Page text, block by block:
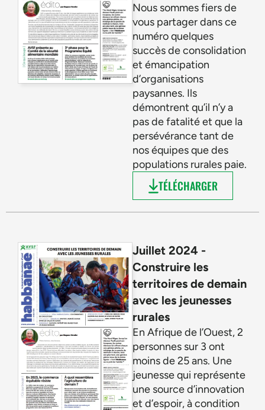
Nous sommes fiers de
vous partager dans ce
numéro quelques
succès de consolidation
et émancipation
d’organisations
paysannes. Ils
démontrent qu’il n’y a
pas de fatalité et que la
persévérance tant de
nos équipes que des
populations rurales paie.
TÉLÉCHARGER
Juillet 2024 -
Construire les
territoires de demain
avec les jeunesses
rurales
En Afrique de l’Ouest, 2
personnes sur 3 ont
moins de 25 ans. Une
jeunesse qui représente
une source d’innovation
et d’espoir, à condition